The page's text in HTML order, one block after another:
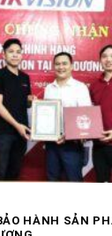
HÀNH SẢN